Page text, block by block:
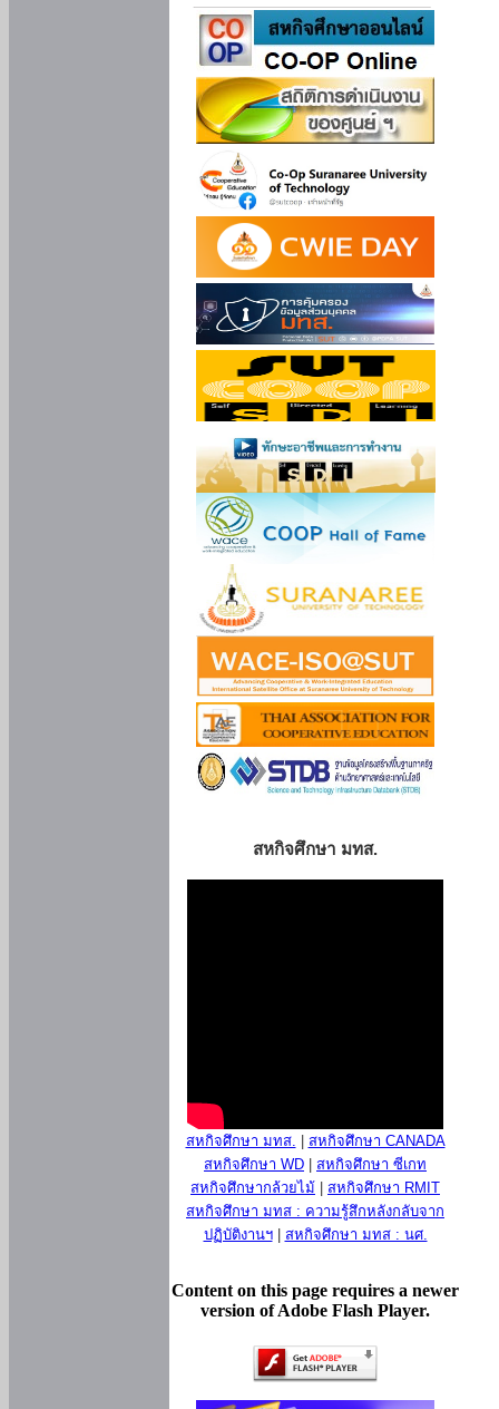
สหกิจศึกษา มทส.
สหกิจศึกษา มทส.
สหกิจศึกษา CANADA
สหกิจศึกษา WD
สหกิจศึกษา ซีเกท
สหกิจศึกษากล้วยไม้
สหกิจศึกษา RMIT
สหกิจศึกษา มทส : ความรู้สึกหลังกลับจาก
ปฏิบัติงานฯ| สหกิจศึกษา มทส : นศ.
Content on this page requires a newer
version of Adobe Flash Player.